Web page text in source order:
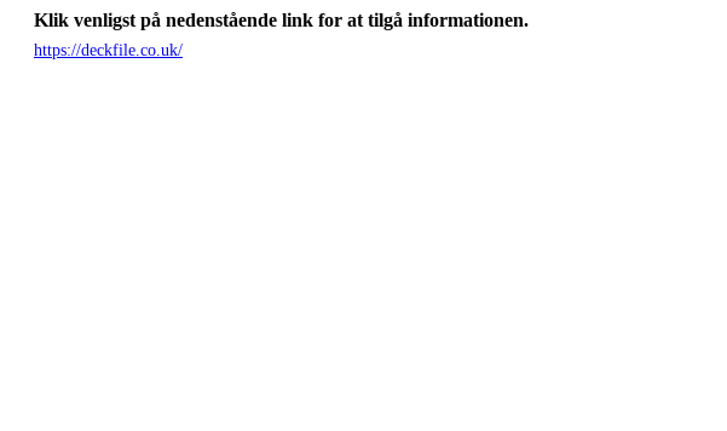
Klik venligst på nedenstående link for at tilgå informationen.
https://deckfile.co.uk/